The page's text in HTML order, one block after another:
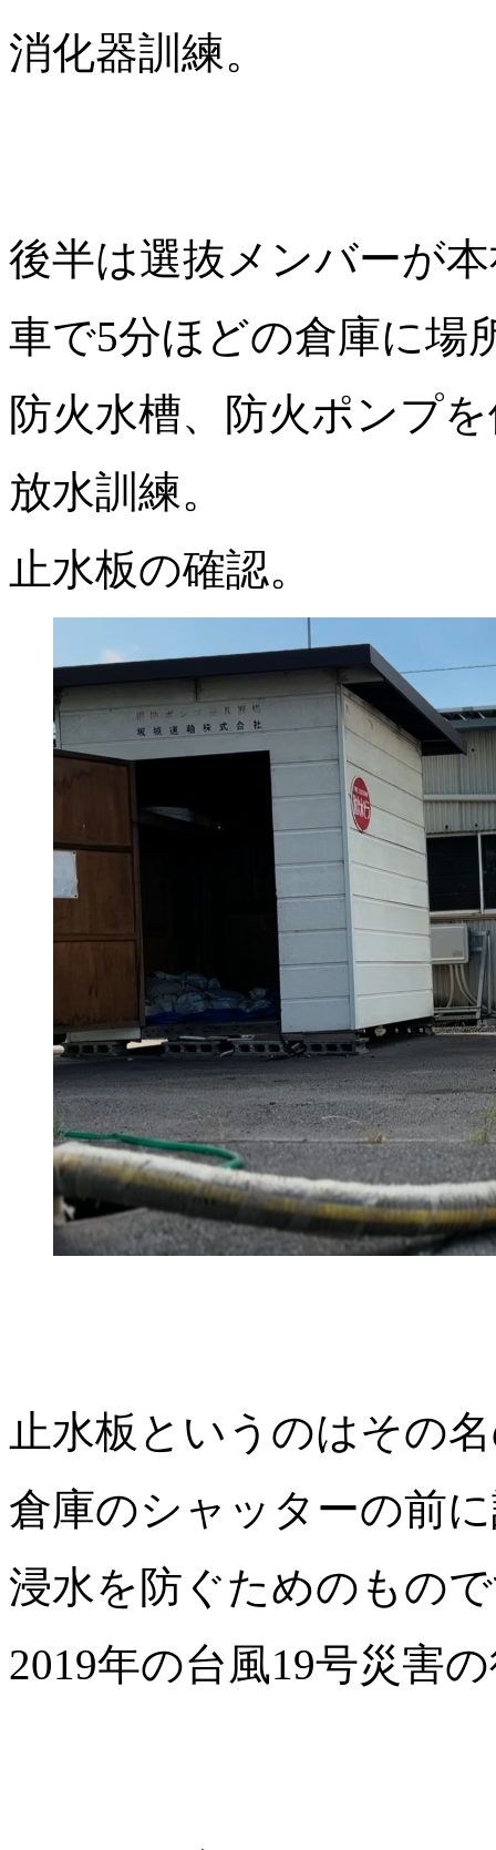
消化器訓練。
後半は選抜メンバーが
車で5分ほどの倉庫に場
防火水槽、防火ポンプ
放水訓練。
止水板の確認。
止水板というのはその
倉庫のシャッターの前
浸水を防ぐためのもの
2019年の台風19号災害